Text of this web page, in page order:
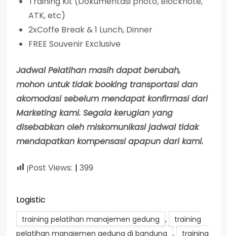
ATK, etc)
2xCoffe Break & 1 Lunch, Dinner
FREE Souvenir Exclusive
Jadwal Pelatihan masih dapat berubah,
mohon untuk tidak booking transportasi dan
akomodasi sebelum mendapat konfirmasi dari
Marketing kami. Segala kerugian yang
disebabkan oleh miskomunikasi jadwal tidak
mendapatkan kompensasi apapun dari kami.
Post Views: 399
Logistic
training pelatihan manajemen gedung ,
training
pelatihan manajemen gedung di bandung ,
training